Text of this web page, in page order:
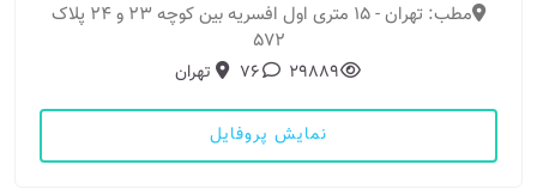
مطب: تهران - 15 متری اول افسریه بین کوچه 23 و 24 پلاک
572
29889
76 تهران
نمایش پروفایل